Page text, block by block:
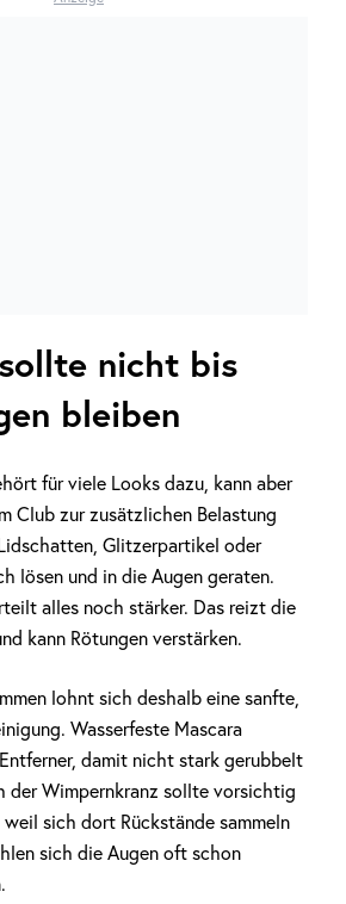
nicht bis
bleiben
für viele Looks dazu, kann aber
Club zur zusätzlichen Belastung
Glitzerpartikel oder
lösen und in die Augen geraten.
alles noch stärker. Das reizt die
kann Rötungen verstärken.
lohnt sich deshalb eine sanfte,
Wasserfeste Mascara
damit nicht stark gerubbelt
der Wimpernkranz sollte vorsichtig
sich dort Rückstände sammeln
sich die Augen oft schon